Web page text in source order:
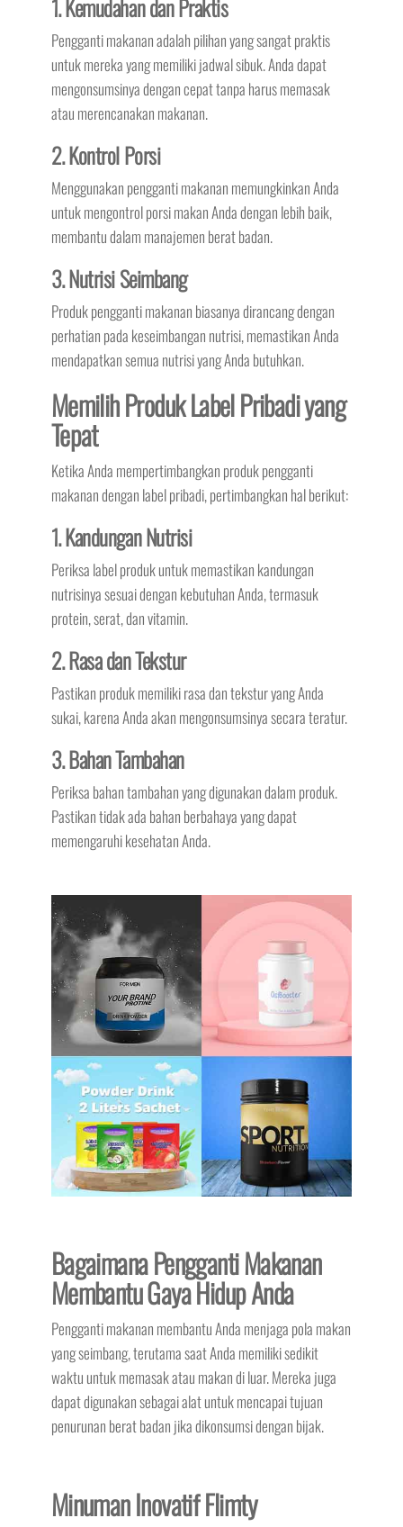
1. Kemudahan dan Praktis
Pengganti makanan adalah pilihan yang sangat praktis
untuk mereka yang memiliki jadwal sibuk. Anda dapat
mengonsumsinya dengan cepat tanpa harus memasak
atau merencanakan makanan.
2. Kontrol Porsi
Menggunakan pengganti makanan memungkinkan Anda
untuk mengontrol porsi makan Anda dengan lebih baik,
membantu dalam manajemen berat badan.
3. Nutrisi Seimbang
Produk pengganti makanan biasanya dirancang dengan
perhatian pada keseimbangan nutrisi, memastikan Anda
mendapatkan semua nutrisi yang Anda butuhkan.
Memilih Produk Label Pribadi yang
Tepat
Ketika Anda mempertimbangkan produk pengganti
makanan dengan label pribadi, pertimbangkan hal berikut:
1. Kandungan Nutrisi
Periksa label produk untuk memastikan kandungan
nutrisinya sesuai dengan kebutuhan Anda, termasuk
protein, serat, dan vitamin.
2. Rasa dan Tekstur
Pastikan produk memiliki rasa dan tekstur yang Anda
sukai, karena Anda akan mengonsumsinya secara teratur.
3. Bahan Tambahan
Periksa bahan tambahan yang digunakan dalam produk.
Pastikan tidak ada bahan berbahaya yang dapat
memengaruhi kesehatan Anda.
Bagaimana Pengganti Makanan
Membantu Gaya Hidup Anda
Pengganti makanan membantu Anda menjaga pola makan
yang seimbang, terutama saat Anda memiliki sedikit
waktu untuk memasak atau makan di luar. Mereka juga
dapat digunakan sebagai alat untuk mencapai tujuan
penurunan berat badan jika dikonsumsi dengan bijak.
Minuman Inovatif Flimty